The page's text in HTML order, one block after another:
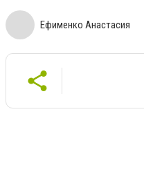
Ефименко Анастасия